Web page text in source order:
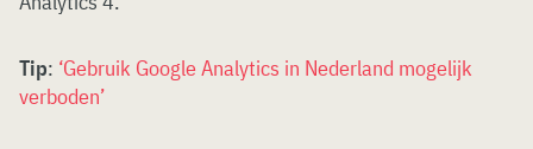
Tip: ‘Gebruik Google Analytics in Nederland mogelijk
verboden’